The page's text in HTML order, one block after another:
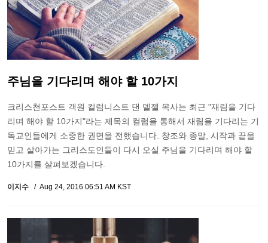
주님을 기다리며 해야 할 10가지
크리스천포스트 객원 컬럼니스트 댄 델젤 목사는 최근 "재림을 기다
리며 해야 할 10가지"라는 제목의 컬럼을 통해서 재림을 기다리는 기
독교인들에게 소중한 권면을 전했습니다. 창조와 종말, 시작과 끝을
믿고 살아가는 그리스도인들이 다시 오실 주님을 기다리며 해야 할
10가지를 살펴보겠습니다.
이지수 Aug 24, 2016 06:51 AM KST